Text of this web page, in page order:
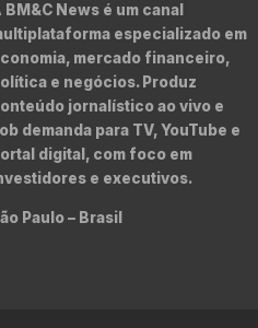
BM&C News é um canal
especializado em
mercado financeiro,
e negócios. Produz
jornalístico ao vivo e
demanda para TV, YouTube e
digital, com foco em
e executivos.
Paulo – Brasil